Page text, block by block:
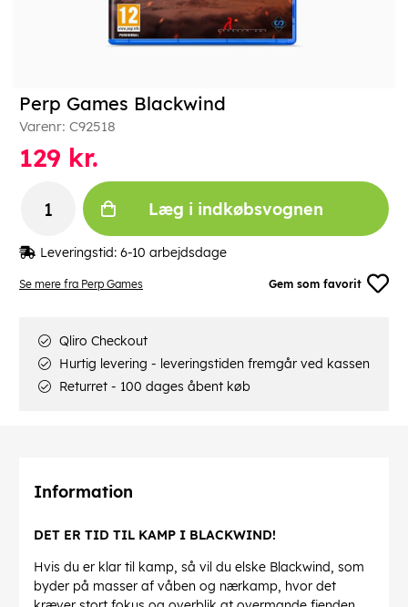
Se mere fra Perp Games Gem som favorit
Perp Games Blackwind
Varenr: C92518
129 kr.
Læg i indkøbsvognen
Leveringstid: 6-10 arbejdsdage
Qliro Checkout
Hurtig levering - leveringstiden fremgår ved kassen
Returret - 100 dages åbent køb
Information
DET ER TID TIL KAMP I BLACKWIND!
Hvis du er klar til kamp, så vil du elske Blackwind, som
byder på masser af våben og nærkamp, hvor det